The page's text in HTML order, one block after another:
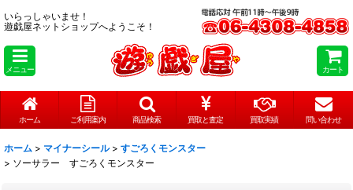
いらっしゃいませ！
遊戯屋ネットショップへようこそ！
メニュー カート
ホーム ご利用案内 商品検索 買取と査定 買取実績 問い合わせ
ホーム > マイナーシール > すごろくモンスター
> ソーサラー すごろくモンスター